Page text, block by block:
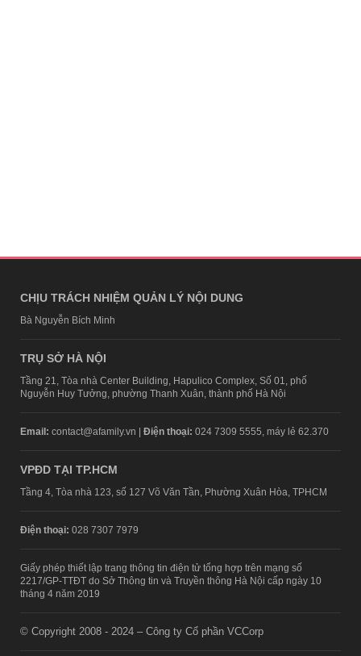
CHỊU TRÁCH NHIỆM QUẢN LÝ NỘI DUNG
Bà Nguyễn Bích Minh
TRỤ SỞ HÀ NỘI
Tầng 21, Tòa nhà Center Building, Hapulico Complex, Số 01, phố
Nguyễn Huy Tưởng, phường Thanh Xuân, thành phố Hà Nội
Email: contact@afamily.vn | Điện thoại: 024 7309 5555, máy lẻ 62.370
VPĐD TẠI TP.HCM
Tầng 4, Tòa nhà 123, số 127 Võ Văn Tần, Phường Xuân Hòa, TPHCM
Điện thoại: 028 7307 7979
Giấy phép thiết lập trang thông tin điện tử tổng hợp trên mạng số
2217/GP-TTĐT do Sở Thông tin và Truyền thông Hà Nội cấp ngày 10
tháng 4 năm 2019
© Copyright 2008 - 2024 – Công ty Cổ phần VCCorp